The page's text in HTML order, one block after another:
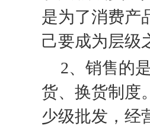
是为了消费产
己要成为层级
2、销售的
货、换货制度
少级批发，经